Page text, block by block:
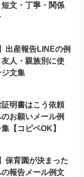
文・丁寧・関係
出産報告LINEの例
人・親族別に使
文集
明書はこう依頼
お願いメール例
【コピペOK】
保育園が決まった
報告メール例文